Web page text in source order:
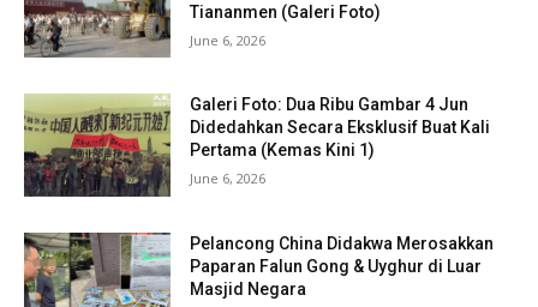
Tiananmen (Galeri Foto)
June 6, 2026
Galeri Foto: Dua Ribu Gambar 4 Jun
Didedahkan Secara Eksklusif Buat Kali
Pertama (Kemas Kini 1)
June 6, 2026
Pelancong China Didakwa Merosakkan
Paparan Falun Gong & Uyghur di Luar
Masjid Negara